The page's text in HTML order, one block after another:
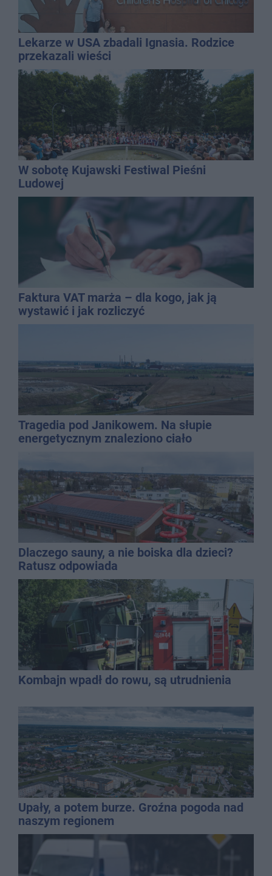
Lekarze w USA zbadali Ignasia. Rodzice
przekazali wieści
W sobotę Kujawski Festiwal Pieśni
Ludowej
Faktura VAT marża – dla kogo, jak ją
wystawić i jak rozliczyć
Tragedia pod Janikowem. Na słupie
energetycznym znaleziono ciało
Dlaczego sauny, a nie boiska dla dzieci?
Ratusz odpowiada
Kombajn wpadł do rowu, są utrudnienia
Upały, a potem burze. Groźna pogoda nad
naszym regionem